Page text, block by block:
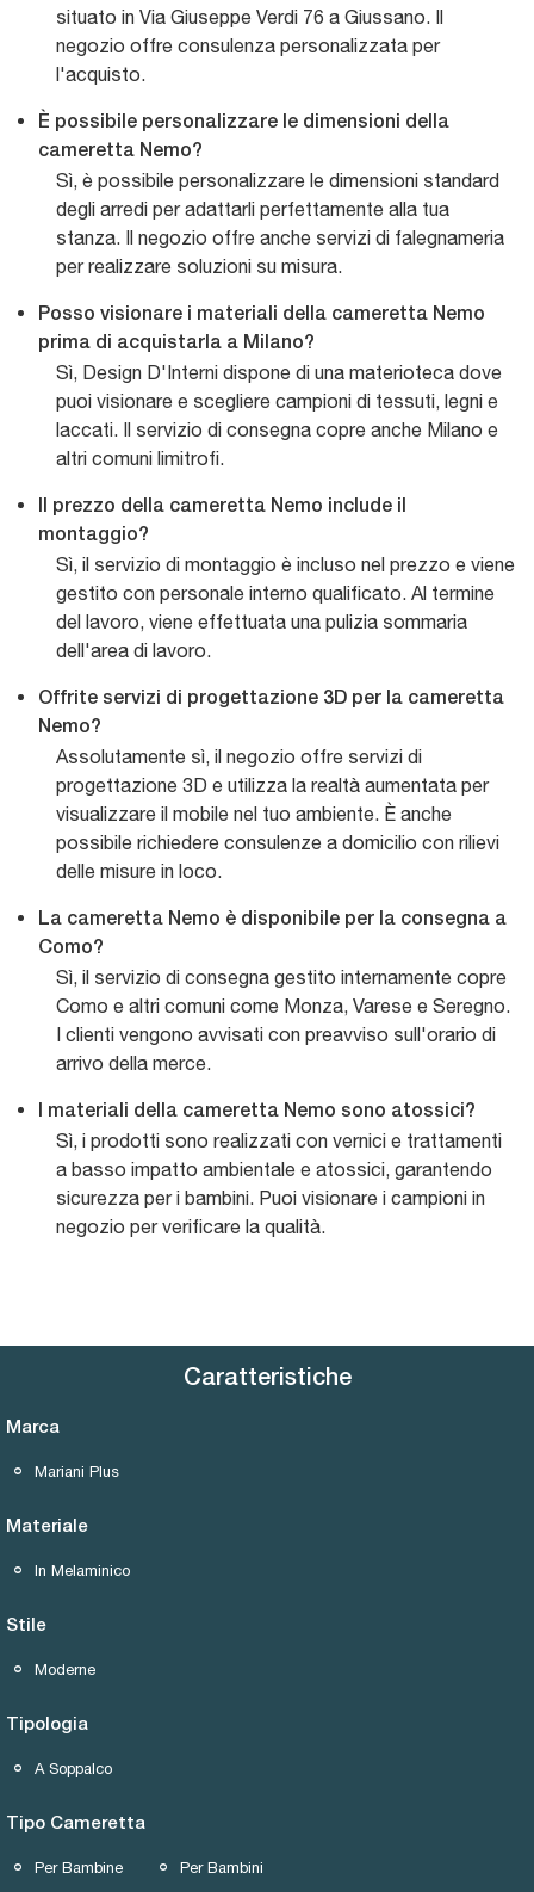
situato in Via Giuseppe Verdi 76 a Giussano. Il
negozio offre consulenza personalizzata per
l'acquisto.
È possibile personalizzare le dimensioni della
cameretta Nemo?
Sì, è possibile personalizzare le dimensioni standard
degli arredi per adattarli perfettamente alla tua
stanza. Il negozio offre anche servizi di falegnameria
per realizzare soluzioni su misura.
Posso visionare i materiali della cameretta Nemo
prima di acquistarla a Milano?
Sì, Design D'Interni dispone di una materioteca dove
puoi visionare e scegliere campioni di tessuti, legni e
laccati. Il servizio di consegna copre anche Milano e
altri comuni limitrofi.
Il prezzo della cameretta Nemo include il
montaggio?
Sì, il servizio di montaggio è incluso nel prezzo e viene
gestito con personale interno qualificato. Al termine
del lavoro, viene effettuata una pulizia sommaria
dell'area di lavoro.
Offrite servizi di progettazione 3D per la cameretta
Nemo?
Assolutamente sì, il negozio offre servizi di
progettazione 3D e utilizza la realtà aumentata per
visualizzare il mobile nel tuo ambiente. È anche
possibile richiedere consulenze a domicilio con rilievi
delle misure in loco.
La cameretta Nemo è disponibile per la consegna a
Como?
Sì, il servizio di consegna gestito internamente copre
Como e altri comuni come Monza, Varese e Seregno.
I clienti vengono avvisati con preavviso sull'orario di
arrivo della merce.
I materiali della cameretta Nemo sono atossici?
Sì, i prodotti sono realizzati con vernici e trattamenti
a basso impatto ambientale e atossici, garantendo
sicurezza per i bambini. Puoi visionare i campioni in
negozio per verificare la qualità.
Caratteristiche
Marca
Mariani Plus
Materiale
In Melaminico
Stile
Moderne
Tipologia
A Soppalco
Tipo Cameretta
Per Bambine Per Bambini